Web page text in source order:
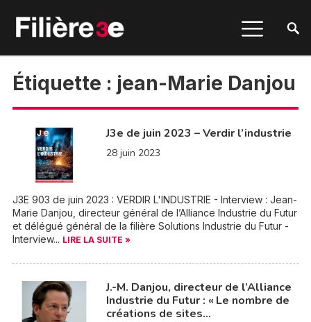
Étiquette : jean-Marie Danjou
J3e de juin 2023 – Verdir l’industrie
28 juin 2023
J3E 903 de juin 2023 : VERDIR L'INDUSTRIE - Interview : Jean-
Marie Danjou, directeur général de l’Alliance Industrie du Futur
et délégué général de la filière Solutions Industrie du Futur -
Interview... LIRE LA SUITE »
J.-M. Danjou, directeur de l’Alliance
Industrie du Futur : « Le nombre de
créations de sites…